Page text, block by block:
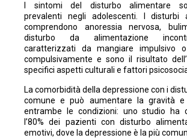
I sintomi del disturbo alimentare
prevalenti negli adolescenti. I disturbi
comprendono anoressia nervosa,
disturbo da alimentazione
caratterizzati da mangiare impulsivo
compulsivamente e sono il risultato
specifici aspetti culturali e fattori
La comorbidità della depressione con i
comune e può aumentare la gravità
entrambe le condizioni: uno studio ha
l’80% dei pazienti con disturbo
emotivi, dove la depressione è la più